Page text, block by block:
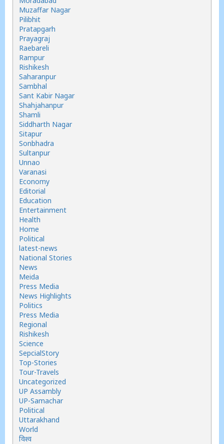
Muzaffar Nagar
Pilibhit
Pratapgarh
Prayagraj
Raebareli
Rampur
Rishikesh
Saharanpur
Sambhal
Sant Kabir Nagar
Shahjahanpur
Shamli
Siddharth Nagar
Sitapur
Sonbhadra
Sultanpur
Unnao
Varanasi
Economy
Editorial
Education
Entertainment
Health
Home
Political
latest-news
National Stories
News
Meida
Press Media
News Highlights
Politics
Press Media
Regional
Rishikesh
Science
SepcialStory
Top-Stories
Tour-Travels
Uncategorized
UP Assambly
UP-Samachar
Political
Uttarakhand
World
विश्व